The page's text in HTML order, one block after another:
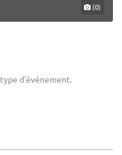
(0)
d'événement.